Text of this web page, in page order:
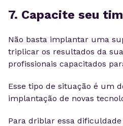
7. Capacite seu
Não basta implantar uma
triplicar os resultados da
profissionais capacitados
Esse tipo de situação é um
implantação de novas
Para driblar essa